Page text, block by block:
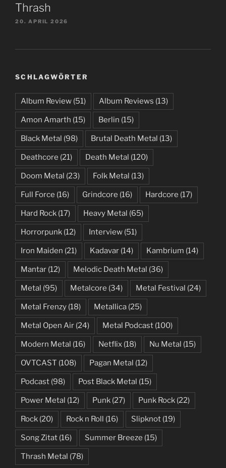
Thrash
20. APRIL 2026
SCHLAGWÖRTER
Album Review (51) Album Reviews (13)
Amon Amarth (15) Berlin (15)
Black Metal (98) Brutal Death Metal (13)
Deathcore (21) Death Metal (120)
Doom Metal (23) Folk Metal (13)
Full Force (16) Grindcore (16) Hardcore (17)
Hard Rock (17) Heavy Metal (65)
Horrorpunk (12) Interview (51)
Iron Maiden (21) Kadavar (14) Kambrium (14)
Mantar (12) Melodic Death Metal (36)
Metal (95) Metalcore (34) Metal Festival (24)
Metal Frenzy (18) Metallica (25)
Metal Open Air (24) Metal Podcast (100)
Modern Metal (16) Netflix (18) Nu Metal (15)
OVTCAST (108) Pagan Metal (12)
Podcast (98) Post Black Metal (15)
Power Metal (12) Punk (27) Punk Rock (22)
Rock (20) Rock n Roll (16) Slipknot (19)
Song Zitat (16) Summer Breeze (15)
Thrash Metal (78)